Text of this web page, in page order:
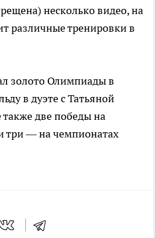
несколько видео, на
различные тренировки в
золото Олимпиады в
в дуэте с Татьяной
две победы на
три — на чемпионатах